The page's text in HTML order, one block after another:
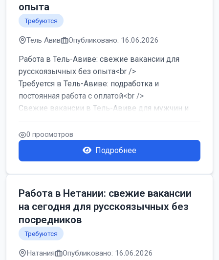
опыта
Требуются
Тель Авив Опубликовано: 16.06.2026
Работа в Тель-Авиве: свежие вакансии для
русскоязычных без опыта<br />
Требуется в Тель-Авиве: подработка и
постоянная работа с оплатой<br />
Свежие вакансии в Тель-Авиве для мужчин и
женщин от хозя...
0 просмотров
Подробнее
Работа в Нетании: свежие вакансии
на сегодня для русскоязычных без
посредников
Требуются
Натания Опубликовано: 16.06.2026